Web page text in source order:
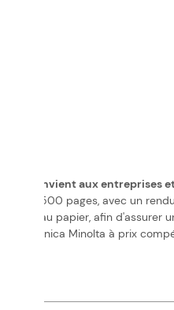
- noir convient aux
17500 pages, avec un
au papier, afin
Konica Minolta à prix